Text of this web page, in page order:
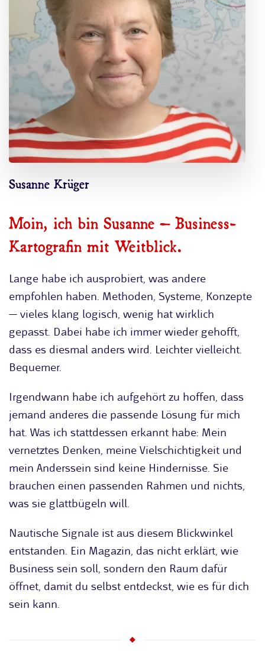
Susanne Krüger
Moin, ich bin Susanne – Business-
Kartografin mit Weitblick.
Lange habe ich ausprobiert, was andere
empfohlen haben. Methoden, Systeme, Konzepte
— vieles klang logisch, wenig hat wirklich
gepasst. Dabei habe ich immer wieder gehofft,
dass es diesmal anders wird. Leichter vielleicht.
Bequemer.
Irgendwann habe ich aufgehört zu hoffen, dass
jemand anderes die passende Lösung für mich
hat. Was ich stattdessen erkannt habe: Mein
vernetztes Denken, meine Vielschichtigkeit und
mein Anderssein sind keine Hindernisse. Sie
brauchen einen passenden Rahmen und nichts,
was sie glattbügeln will.
Nautische Signale ist aus diesem Blickwinkel
entstanden. Ein Magazin, das nicht erklärt, wie
Business sein soll, sondern den Raum dafür
öffnet, damit du selbst entdeckst, wie es für dich
sein kann.